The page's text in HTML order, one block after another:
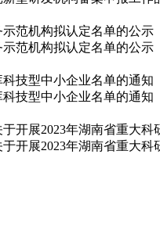
范机构拟认定名单的公示
范机构拟认定名单的公示
技型中小企业名单的通知
技型中小企业名单的通知
开展2023年湖南省重大
开展2023年湖南省重大